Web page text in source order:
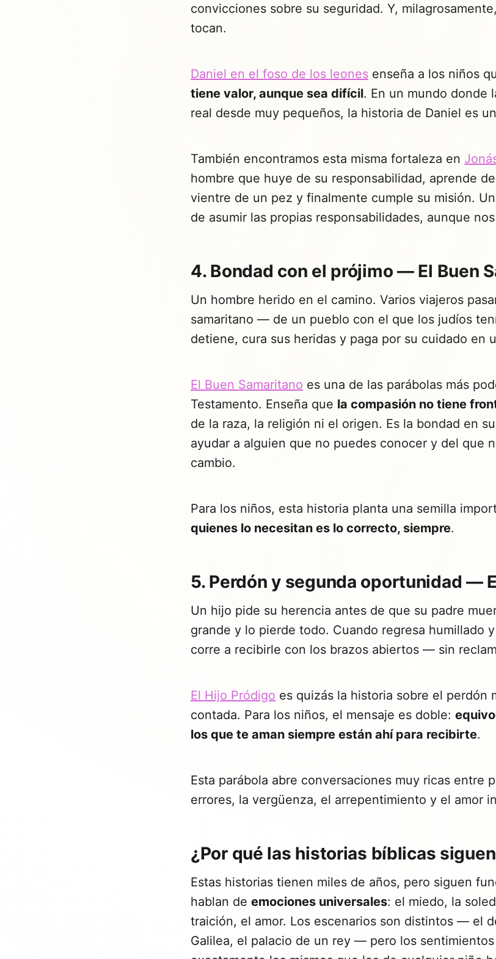
convicciones sobre su seguridad. Y,
tocan.
Daniel en el foso de los leones enseña a los niños
tiene valor, aunque sea difícil. En un mundo donde
real desde muy pequeños, la historia de Daniel es
También encontramos esta misma fortaleza en
hombre que huye de su responsabilidad, aprende
vientre de un pez y finalmente cumple su misión.
de asumir las propias responsabilidades, aunque
4. Bondad con el prójimo — El Buen
Un hombre herido en el camino. Varios viajeros
samaritano — de un pueblo con el que los judíos
detiene, cura sus heridas y paga por su cuidado en
El Buen Samaritano es una de las parábolas más
Testamento. Enseña que la compasión no tiene
de la raza, la religión ni el origen. Es la bondad en
ayudar a alguien que no puedes conocer y del que
cambio.
Para los niños, esta historia planta una semilla
quienes lo necesitan es lo correcto, siempre.
5. Perdón y segunda oportunidad —
Un hijo pide su herencia antes de que su padre
grande y lo pierde todo. Cuando regresa humillado
corre a recibirle con los brazos abiertos — sin
El Hijo Pródigo es quizás la historia sobre el perdón
contada. Para los niños, el mensaje es doble:
los que te aman siempre están ahí para recibirte.
Esta parábola abre conversaciones muy ricas entre
errores, la vergüenza, el arrepentimiento y el amor
¿Por qué las historias bíblicas
Estas historias tienen miles de años, pero siguen
hablan de emociones universales: el miedo, la
traición, el amor. Los escenarios son distintos — el
Galilea, el palacio de un rey — pero los